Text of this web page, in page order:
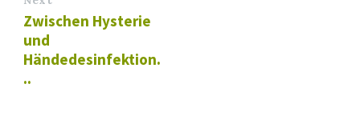
Zwischen Hysterie
und
Händedesinfektion.
..